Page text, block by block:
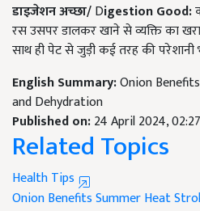
डाइजेशन अच्छा/Digestion Good:
रस उसपर डालकर खाने से व्यक्ति का
साथ ही पेट से जुड़ी कई तरह की परेशानी
English Summary:Onion
and Dehydration
Published on:24 April 2024,
Related Topics
Health Tips
Onion BenefitsSummerHeat